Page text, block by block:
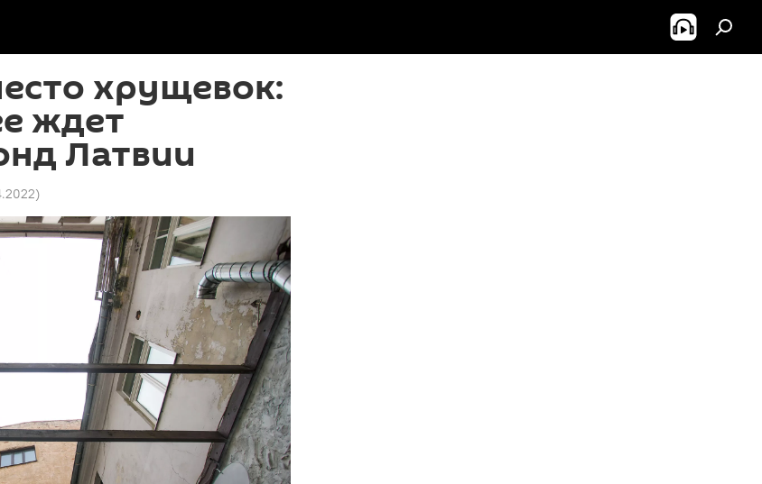
хрущевок:
ждет
Латвии
)